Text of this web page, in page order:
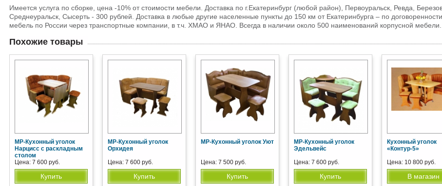
Имеется услуга по сборке, цена -10% от стоимости мебели. Доставка по г.Екатеринбург (любой район), Первоуральск, Ревда,
Среднеуральск, Сысерть - 300 рублей. Доставка в любые другие населенные пункты до 150 км от Екатеринбурга – по
мебель по России через транспортные компании, в т.ч. ХМАО и ЯНАО. Всегда в наличии около 500 наименований корпусной мебели.
Похожие товары
МР-Кухонный уголок
Нарцисс с раскладным
столом
Цена: 7 600 руб.
Купить
МР-Кухонный уголок
Орхидея
Цена: 7 600 руб.
Купить
МР-Кухонный уголок Уют
Цена: 7 500 руб.
Купить
МР-Кухонный уголок
Эдельвейс
Цена: 7 600 руб.
Купить
Кухонный уголок
«Контур-5»
Цена: 10 800 руб.
В магазин